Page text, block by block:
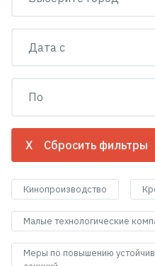
X Сбросить фильтры
Кинопроизводство
Малые технологические
Меры по повышению